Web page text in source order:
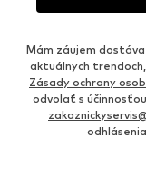
Mám záujem
aktuálnych trendoch,
Zásady ochrany
odvolať s